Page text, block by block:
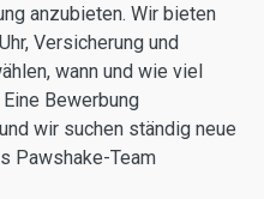
anzubieten. Wir bieten
Versicherung und
wann und wie viel
Bewerbung
wir suchen ständig neue
Pawshake-Team